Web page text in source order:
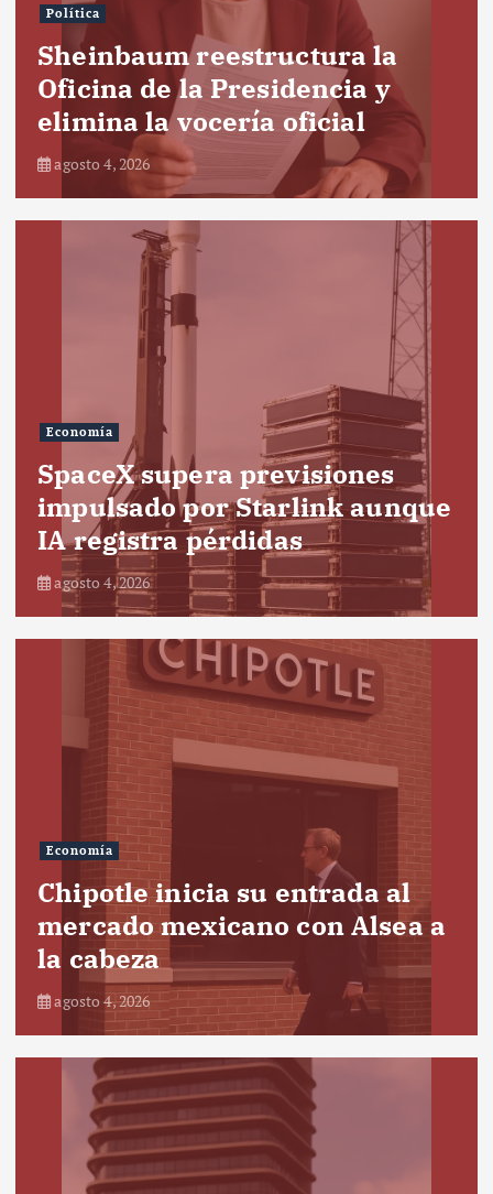
Política
Sheinbaum reestructura la
Oficina de la Presidencia y
elimina la vocería oficial
agosto 4, 2026
Economía
SpaceX supera previsiones
impulsado por Starlink aunque
IA registra pérdidas
agosto 4, 2026
Economía
Chipotle inicia su entrada al
mercado mexicano con Alsea a
la cabeza
agosto 4, 2026